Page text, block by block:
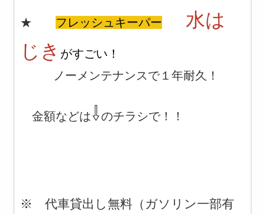
★ フレッシュキーパー
水は
じき がすごい！
ノーメンテナンスで１年耐久！
金額などは⇩のチラシで！！
※代車貸出し無料（ガソリン一部有